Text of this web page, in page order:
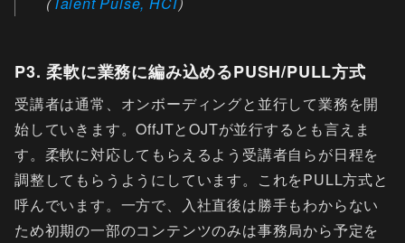
P3. 柔軟に業務に編み込めるPUSH/PULL方式
受講者は通常、オンボーディングと並行して業務を開
始していきます。OffJTとOJTが並行するとも言えま
す。柔軟に対応してもらえるよう受講者自らが日程を
調整してもらうようにしています。これをPULL方式と
呼んでいます。一方で、入社直後は勝手もわからない
ため初期の一部のコンテンツのみは事務局から予定を